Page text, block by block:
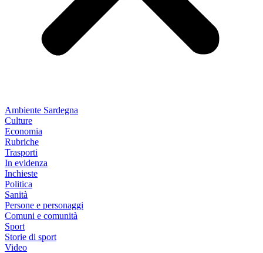
Ambiente Sardegna
Culture
Economia
Rubriche
Trasporti
In evidenza
Inchieste
Politica
Sanità
Persone e personaggi
Comuni e comunità
Sport
Storie di sport
Video